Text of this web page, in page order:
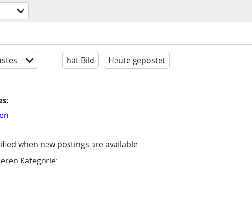
hat Bild Heute gepostet
when new postings are available
Kategorie: